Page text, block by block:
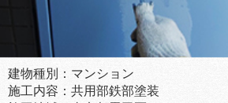
建物種別：マンション
施工内容：共用部鉄部塗装